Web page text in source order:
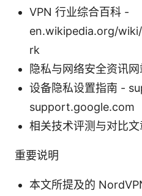
VPN 行业综合百科 -
en.wikipedia.org/
rk
隐私与网络安全资讯
设备隐私设置指南 -
support.google.com
相关技术评测与对比
重要说明
本文所提及的